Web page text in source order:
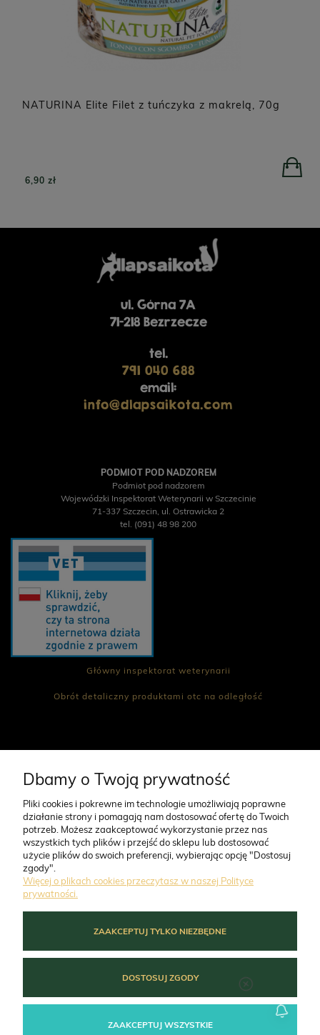
NATURINA Elite Filet z tuńczyka z makrelą, 70g
6,90 zł
ul. Górna 7A
71-218 Bezrzecze
tel.
791 040 688
email:
info@dlapsaikota.com
PODMIOT POD NADZOREM
Podmiot pod nadzorem
Wojewódzki Inspektorat Weterynarii w Szczecinie
71-337 Szczecin, ul. Ostrawicka 2
tel. (091) 48 98 200
Główny inspektorat weterynarii
Obrót detaliczny produktami otc na odległość
CO NAS WYRÓŻNIA
O FIRMIE
Dbamy o Twoją prywatność
Pliki cookies i pokrewne im technologie umożliwiają poprawne
działanie strony i pomagają nam dostosować ofertę do Twoich
potrzeb. Możesz zaakceptować wykorzystanie przez nas
wszystkich tych plików i przejść do sklepu lub dostosować
użycie plików do swoich preferencji, wybierając opcję "Dostosuj
zgody".
Więcej o plikach cookies przeczytasz w naszej Polityce
prywatności.
ZAAKCEPTUJ TYLKO NIEZBĘDNE
DOSTOSUJ ZGODY
ZAAKCEPTUJ WSZYSTKIE